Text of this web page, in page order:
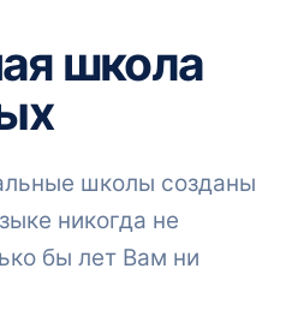
школа
школы созданы
никогда не
бы лет Вам ни